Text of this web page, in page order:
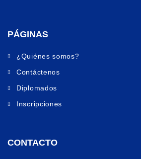
PÁGINAS
¿Quiénes somos?
Contáctenos
Diplomados
Inscripciones
CONTACTO